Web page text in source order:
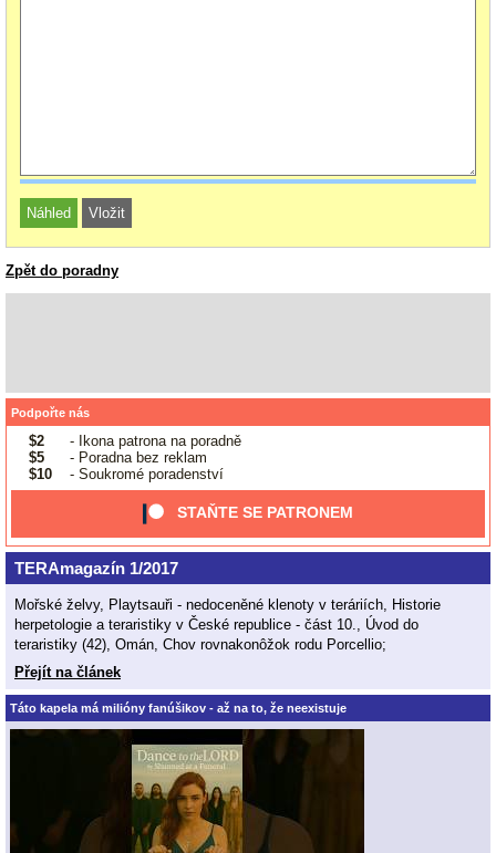
Zpět do poradny
Podpořte nás
$2
- Ikona patrona na poradně
$5
- Poradna bez reklam
$10
- Soukromé poradenství
STAŇTE SE PATRONEM
TERAmagazín 1/2017
Mořské želvy, Playtsauři - nedoceněné klenoty v teráriích, Historie
herpetologie a teraristiky v České republice - část 10., Úvod do
teraristiky (42), Omán, Chov rovnakonôžok rodu Porcellio;
Přejít na článek
Táto kapela má milióny fanúšikov - až na to, že neexistuje